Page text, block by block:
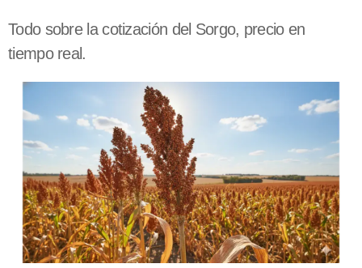
Todo sobre la cotización del Sorgo, precio en
tiempo real.